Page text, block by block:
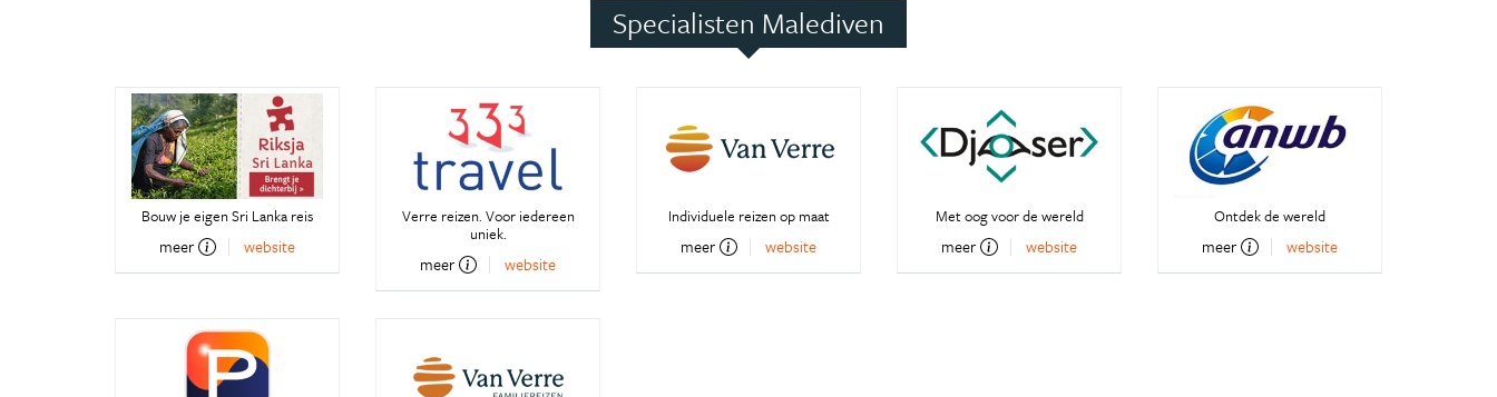
Specialisten Malediven
Bouw je eigen Sri Lanka reis
meer website
Verre reizen. Voor iedereen
uniek.
meer website
Individuele reizen op maat
meer website
Met oog voor de wereld
meer website
Ontdek de wereld
meer website